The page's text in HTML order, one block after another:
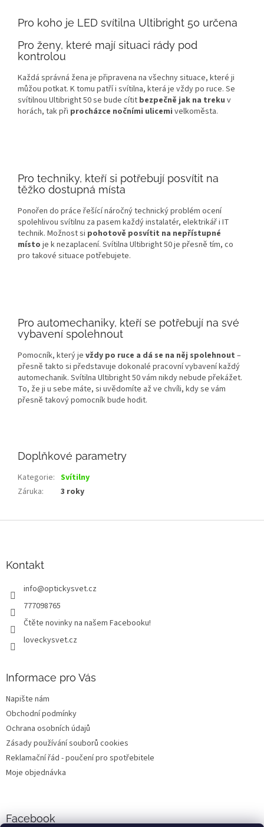
Pro koho je LED svítilna Ultibright 50 určena
Pro ženy, které mají situaci rády pod
kontrolou
Každá správná žena je připravena na všechny situace, které ji
můžou potkat. K tomu patří i svítilna, která je vždy po ruce. Se
svítilnou Ultibright 50 se bude cítit bezpečně jak na treku v
horách, tak při procházce nočními ulicemi velkoměsta.
Pro techniky, kteří si potřebují posvítit na
těžko dostupná místa
Ponořen do práce řešící náročný technický problém ocení
spolehlivou svítilnu za pasem každý instalatér, elektrikář i IT
technik. Možnost si pohotově posvítit na nepřístupné
místo je k nezaplacení. Svítilna Ultibright 50 je přesně tím, co
pro takové situace potřebujete.
Pro automechaniky, kteří se potřebují na své
vybavení spolehnout
Pomocník, který je vždy po ruce a dá se na něj spolehnout –
přesně takto si představuje dokonalé pracovní vybavení každý
automechanik. Svítilna Ultibright 50 vám nikdy nebude překážet.
To, že ji u sebe máte, si uvědomíte až ve chvíli, kdy se vám
přesně takový pomocník bude hodit.
Doplňkové parametry
Kategorie: Svítilny
Záruka: 3 roky
Kontakt
info@optickysvet.cz
777098765
Čtěte novinky na našem Facebooku!
loveckysvet.cz
Informace pro Vás
Napište nám
Obchodní podmínky
Ochrana osobních údajů
Zásady používání souborů cookies
Reklamační řád - poučení pro spotřebitele
Moje objednávka
Facebook